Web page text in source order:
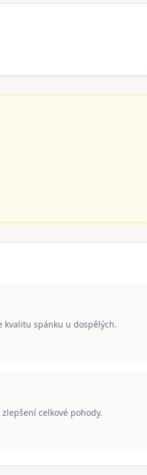
kvalitu spánku u dospělých.
celkové pohody.